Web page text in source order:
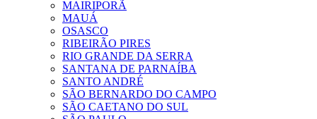
MAIRIPORÃ
MAUÁ
OSASCO
RIBEIRÃO PIRES
RIO GRANDE DA SERRA
SANTANA DE PARNAÍBA
SANTO ANDRÉ
SÃO BERNARDO DO CAMPO
SÃO CAETANO DO SUL